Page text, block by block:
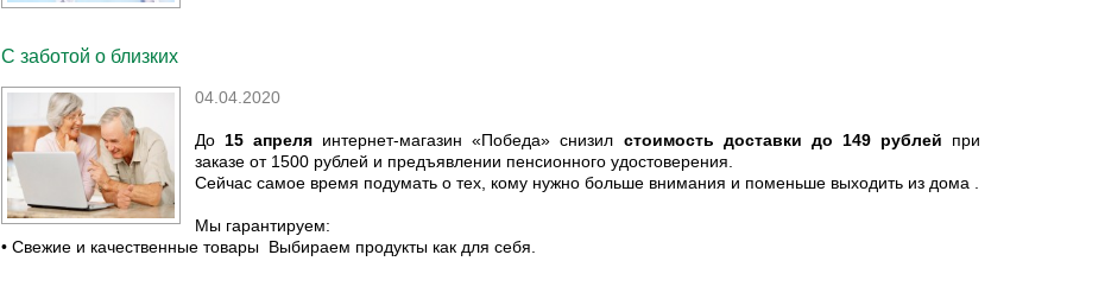
С заботой о близких
04.04.2020
До 15 апреля интернет-магазин «Победа» снизил стоимость доставки до 149 рублей при
заказе от 1500 рублей и предъявлении пенсионного удостоверения.
Сейчас самое время подумать о тех, кому нужно больше внимания и поменьше выходить из дома .
Мы гарантируем:
• Свежие и качественные товары Выбираем продукты как для себя.